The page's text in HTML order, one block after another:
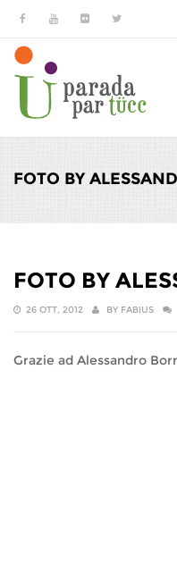
Salta al contenuto principale
FOTO BY
FOTO BY
26 OTT, 2012 BY FABIUS
Grazie ad Alessandro